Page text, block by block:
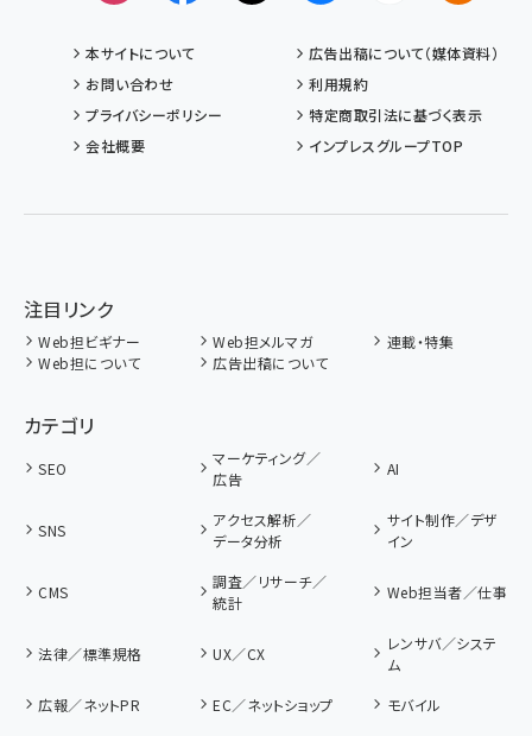
本サイトについて
広告出稿について（媒体資料）
お問い合わせ
利用規約
プライバシーポリシー
特定商取引法に基づく表示
会社概要
インプレスグループTOP
注目リンク
Web担ビギナー Web担メルマガ
連載・特集
Web担について
広告出稿について
カテゴリ
SEO
マーケティング／
広告
AI
SNS
アクセス解析／
データ分析
サイト制作／デザ
イン
CMS
調査／リサーチ／
統計
Web担当者／仕事
法律／標準規格 UX／CX
レンサバ／システ
ム
広報／ネットPR
EC／ネットショップ
モバイル